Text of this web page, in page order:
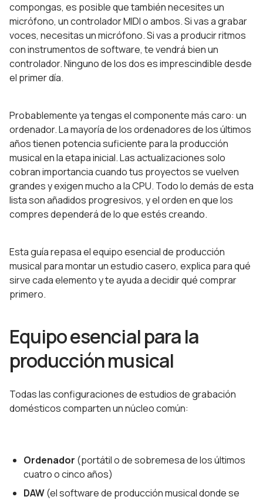
compongas, es posible que también necesites un
micrófono, un controlador MIDI o ambos. Si vas a grabar
voces, necesitas un micrófono. Si vas a producir ritmos
con instrumentos de software, te vendrá bien un
controlador. Ninguno de los dos es imprescindible desde
el primer día.
Probablemente ya tengas el componente más caro: un
ordenador. La mayoría de los ordenadores de los últimos
años tienen potencia suficiente para la producción
musical en la etapa inicial. Las actualizaciones solo
cobran importancia cuando tus proyectos se vuelven
grandes y exigen mucho a la CPU. Todo lo demás de esta
lista son añadidos progresivos, y el orden en que los
compres dependerá de lo que estés creando.
Esta guía repasa el equipo esencial de producción
musical para montar un estudio casero, explica para qué
sirve cada elemento y te ayuda a decidir qué comprar
primero.
Equipo esencial para la
producción musical
Todas las configuraciones de estudios de grabación
domésticos comparten un núcleo común:
Ordenador (portátil o de sobremesa de los últimos
cuatro o cinco años)
DAW(el software de producción musical donde se